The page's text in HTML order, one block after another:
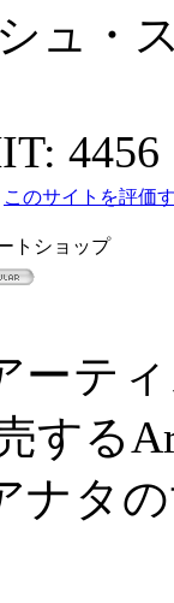
ュ・
4456
このサイトを評価
トショップ
ーテ
する
ナタ